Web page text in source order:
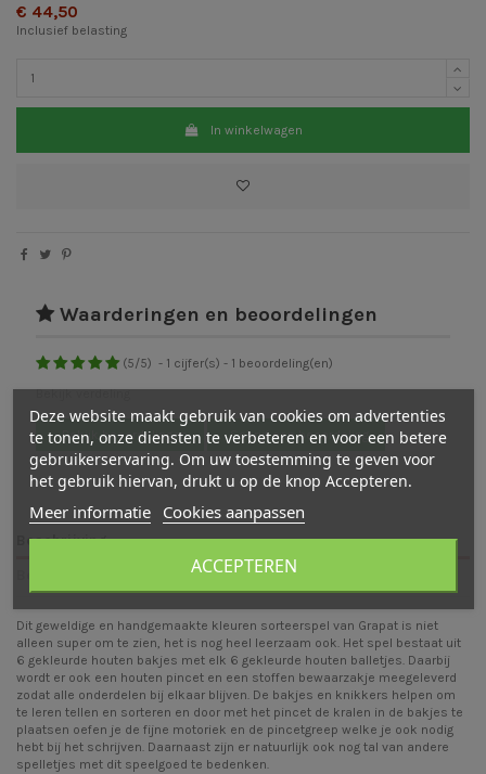
€ 44,50
Inclusief belasting
In winkelwagen
Waarderingen en beoordelingen
(5/5) - 1 cijfer(s) - 1 beoordeling(en)
Bekijk verdeling
Bekijk beoordelingen Schrijf een beoordeling
Beschrijving
Dit geweldige en handgemaakte kleuren sorteerspel van Grapat is niet
alleen super om te zien, het is nog heel leerzaam ook. Het spel bestaat uit
6 gekleurde houten bakjes met elk 6 gekleurde houten balletjes. Daarbij
wordt er ook een houten pincet en een stoffen bewaarzakje meegeleverd
zodat alle onderdelen bij elkaar blijven. De bakjes en knikkers helpen om
te leren tellen en sorteren en door met het pincet de kralen in de bakjes te
plaatsen oefen je de fijne motoriek en de pincetgreep welke je ook nodig
hebt bij het schrijven. Daarnaast zijn er natuurlijk ook nog tal van andere
spelletjes met dit speelgoed te bedenken.
Deze website maakt gebruik van cookies om advertenties
te tonen, onze diensten te verbeteren en voor een betere
gebruikerservaring. Om uw toestemming te geven voor
het gebruik hiervan, drukt u op de knop Accepteren.
Meer informatie Cookies aanpassen
ACCEPTEREN